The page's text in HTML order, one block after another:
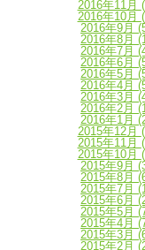
2016年11月
2016年10月
2016年9月
2016年8月
2016年7月
2016年6月
2016年5月
2016年4月
2016年3月
2016年2月
2016年1月
2015年12月
2015年11月
2015年10月
2015年9月
2015年8月
2015年7月
2015年6月
2015年5月
2015年4月
2015年3月
2015年2月